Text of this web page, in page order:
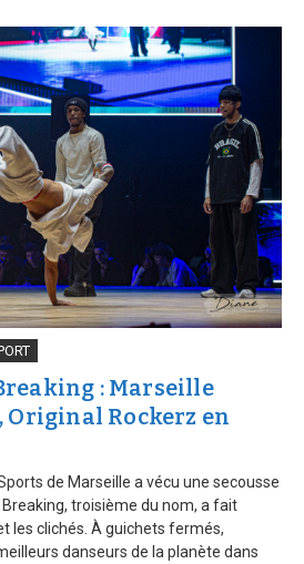
: Marseille
Original Rockerz en
de Marseille a vécu une secousse
troisième du nom, a fait
les clichés. À guichets fermés,
danseurs de la planète dans